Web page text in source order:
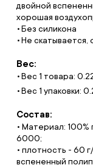
двойной
хорошая
Без силикона
Не скатывается,
Вес:
Вес 1 товара: 0.22
Вес 1 упаковки:
Состав:
• Материал:
6000;
• плотность - 60
вспененный